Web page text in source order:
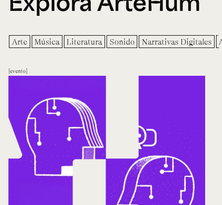
Arte Música Literatura Sonido Narrativas Digitales
evento